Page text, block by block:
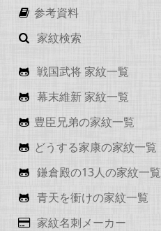
参考資料
家紋検索
戦国武将 家紋一覧
幕末維新 家紋一覧
豊臣兄弟の家紋一覧
どうする家康の家紋一覧
鎌倉殿の13人の家紋一覧
青天を衝けの家紋一覧
家紋名刺メーカー